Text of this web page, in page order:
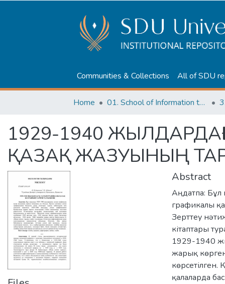
Communities & Collections All of SDU
Home 01. School of Information technologies and Applied mathematics
1929-1940
ҚАЗАҚ ЖАЗУЫНЫҢ
Abstract
Аңдатпа:
графикалы
Зерттеу
кітаптары
1929-1940
жарық
қалаларда